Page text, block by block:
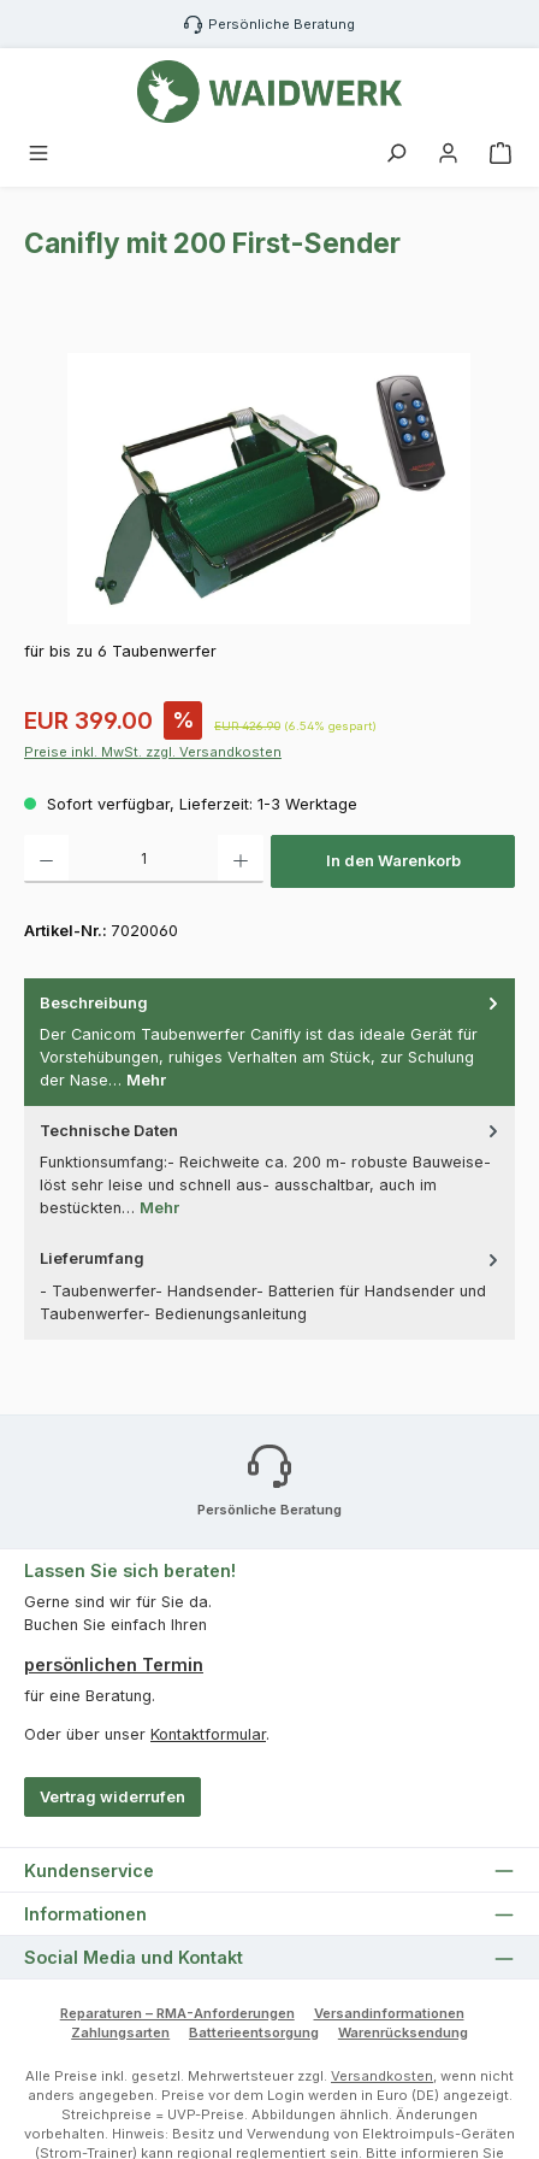
Zum Hauptinhalt springen Persönliche Beratung
Canifly mit 200 First-Sender
für bis zu 6 Taubenwerfer
Verkaufspreis:
EUR 399.00 % Regulärer Preis:
EUR 426.90 (6.54% gespart)
Preise inkl. MwSt. zzgl. Versandkosten
Sofort verfügbar, Lieferzeit: 1-3 Werktage
In den Warenkorb
Artikel-Nr.: 7020060
Beschreibung
Der Canicom Taubenwerfer Canifly ist das ideale Gerät für
Vorstehübungen, ruhiges Verhalten am Stück, zur Schulung
der Nase… Mehr
Technische Daten
Funktionsumfang:- Reichweite ca. 200 m- robuste Bauweise-
löst sehr leise und schnell aus- ausschaltbar, auch im
bestückten… Mehr
Lieferumfang
- Taubenwerfer- Handsender- Batterien für Handsender und
Taubenwerfer- Bedienungsanleitung
Persönliche Beratung
Lassen Sie sich beraten!
Gerne sind wir für Sie da.
Buchen Sie einfach Ihren
persönlichen Termin
für eine Beratung.
Oder über unser Kontaktformular.
Vertrag widerrufen
Kundenservice
Informationen
Social Media und Kontakt
Reparaturen – RMA-Anforderungen
Versandinformationen
Zahlungsarten
Batterieentsorgung Warenrücksendung
Alle Preise inkl. gesetzl. Mehrwertsteuer zzgl. Versandkosten, wenn nicht
anders angegeben. Preise vor dem Login werden in Euro (DE) angezeigt.
Streichpreise = UVP-Preise. Abbildungen ähnlich. Änderungen
vorbehalten. Hinweis: Besitz und Verwendung von Elektroimpuls-Geräten
(Strom-Trainer) kann regional reglementiert sein. Bitte informieren Sie